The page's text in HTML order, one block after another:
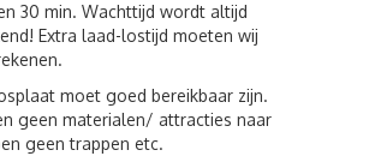
30 min. Wachttijd wordt altijd
Extra laad-lostijd moeten wij
moet goed bereikbaar zijn.
geen materialen/ attracties naar
geen trappen etc.